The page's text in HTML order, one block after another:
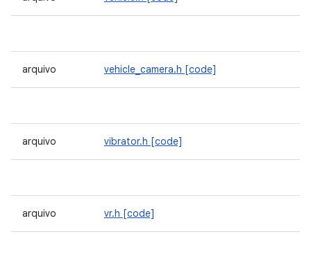
arquivo vehicle_camera.h [code]
arquivo vibrator.h [code]
arquivo vr.h [code]